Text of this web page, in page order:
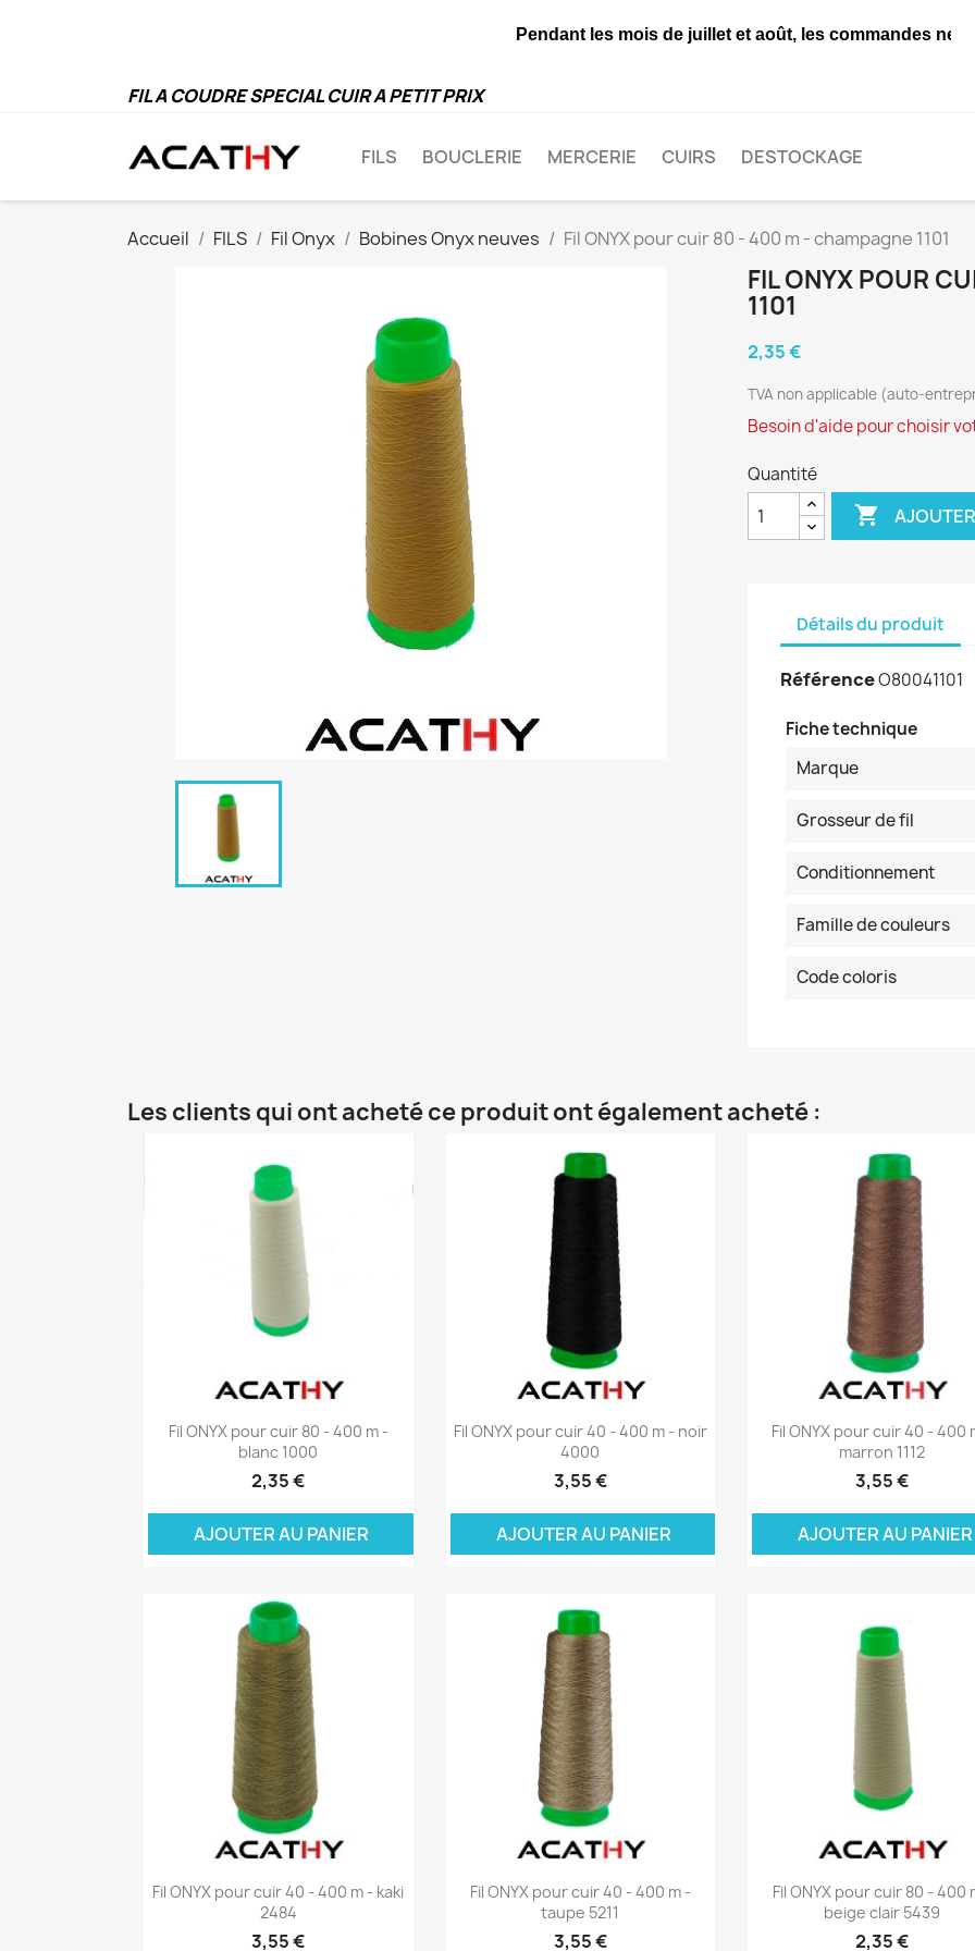
Pendant les mois de juillet et août, les commandes ne
FIL A COUDRE SPECIAL CUIR A PETIT PRIX
FILS BOUCLERIE MERCERIE CUIRS DESTOCKAGE
Accueil FILS Fil Onyx Bobines Onyx neuves Fil ONYX pour cuir 80 - 400 m - champagne 1101
FIL ONYX POUR
1101
2,35 €
TVA non applicable (auto-
Besoin d'aide pour choisir
Quantité

Détails du produit
RéférenceO80041101
Fiche technique
Marque
Grosseur de fil
Conditionnement
Famille de couleurs
Code coloris
Les clients qui ont acheté ce produit ont également acheté :
Aperçu rapide
Fil ONYX pour cuir 80 - 400 m -
blanc 1000
2,35 €
AJOUTER AU PANIER
Aperçu rapide
Fil ONYX pour cuir 40 - 400 m - noir
4000
3,55 €
AJOUTER AU PANIER
Aperçu rapide
Fil ONYX pour cuir 40 - 400
marron 1112
3,55 €
AJOUTER AU
Aperçu rapide
Fil ONYX pour cuir 40 - 400 m - kaki
2484
3,55 €
Aperçu rapide
Fil ONYX pour cuir 40 - 400 m -
taupe 5211
3,55 €
Aperçu rapide
Fil ONYX pour cuir 80 - 400
beige clair 5439
2,35 €